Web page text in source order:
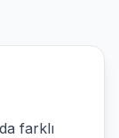
farklı